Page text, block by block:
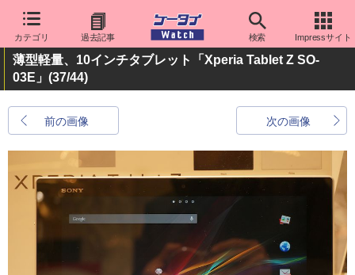
カテゴリ 過去記事 検索 Impressサイト
薄型軽量、10インチタブレット「Xperia Tablet Z SO-
03E」 (37/44)
前の画像 次の画像